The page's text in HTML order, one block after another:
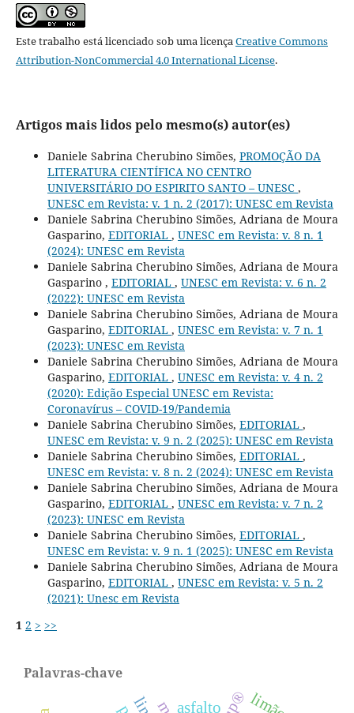
Este trabalho está licenciado sob uma licençaCreative Commons
Attribution-NonCommercial 4.0 International License.
Artigos mais lidos pelo mesmo(s) autor(es)
Daniele Sabrina Cherubino Simões, PROMOÇÃO DA
LITERATURA CIENTÍFICA NO CENTRO
UNIVERSITÁRIO DO ESPIRITO SANTO – UNESC ,
UNESC em Revista: v. 1 n. 2 (2017): UNESC em Revista
Daniele Sabrina Cherubino Simões, Adriana de Moura
Gasparino, EDITORIAL , UNESC em Revista: v. 8 n. 1
(2024): UNESC em Revista
Daniele Sabrina Cherubino Simões, Adriana de Moura
Gasparino , EDITORIAL , UNESC em Revista: v. 6 n. 2
(2022): UNESC em Revista
Daniele Sabrina Cherubino Simões, Adriana de Moura
Gasparino, EDITORIAL , UNESC em Revista: v. 7 n. 1
(2023): UNESC em Revista
Daniele Sabrina Cherubino Simões, Adriana de Moura
Gasparino, EDITORIAL , UNESC em Revista: v. 4 n. 2
(2020): Edição Especial UNESC em Revista:
Coronavírus – COVID-19/Pandemia
Daniele Sabrina Cherubino Simões, EDITORIAL ,
UNESC em Revista: v. 9 n. 2 (2025): UNESC em Revista
Daniele Sabrina Cherubino Simões, EDITORIAL ,
UNESC em Revista: v. 8 n. 2 (2024): UNESC em Revista
Daniele Sabrina Cherubino Simões, Adriana de Moura
Gasparino, EDITORIAL , UNESC em Revista: v. 7 n. 2
(2023): UNESC em Revista
Daniele Sabrina Cherubino Simões, EDITORIAL ,
UNESC em Revista: v. 9 n. 1 (2025): UNESC em Revista
Daniele Sabrina Cherubino Simões, Adriana de Moura
Gasparino, EDITORIAL , UNESC em Revista: v. 5 n. 2
(2021): Unesc em Revista
1 2 > >>
Palavras-chave
asfalto